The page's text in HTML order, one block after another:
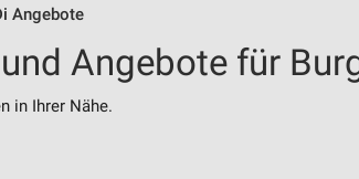
Angebote
Angebote für
in Ihrer Nähe.